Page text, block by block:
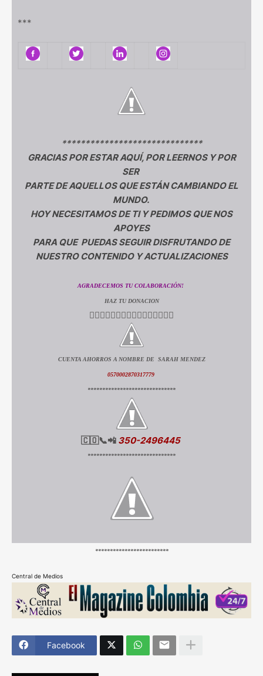
***
******************************
GRACIAS POR ESTAR AQUÍ, POR LEERNOS Y POR
SER
PARTE DE AQUELLOS QUE ESTÁN CAMBIANDO EL
MUNDO.
HOY NECESITAMOS DE TI Y PEDIMOS QUE NOS
APOYES
PARA QUE PUEDAS SEGUIR DISFRUTANDO DE
NUESTRO CONTENIDO Y ACTUALIZACIONES
AGRADECEMOS TU COLABORACIÓN!
HAZ TU DONACION
👇🏻👇🏻👇🏻👇🏻👇🏻👇🏻👇🏻👇🏻
CUENTA AHORROS A NOMBRE DE SARAH MENDEZ
0570002870317779
******************************
🇨🇴📞📲 350-2496445
******************************
*************************
Central de Medios
Facebook